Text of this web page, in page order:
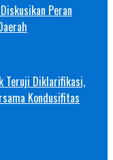
Peran
Teruji Diklarifikasi,
Kondusifitas